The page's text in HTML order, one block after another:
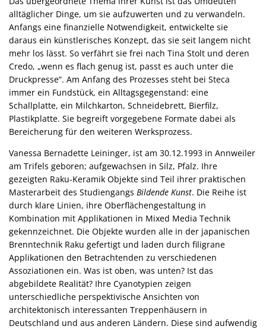
alltäglicher Dinge, um sie aufzuwerten und zu verwandeln.
Anfangs eine finanzielle Notwendigkeit, entwickelte sie
daraus ein künstlerisches Konzept, das sie seit langem nicht
mehr los lässt. So verfährt sie frei nach Tina Stolt und deren
Credo, „wenn es flach genug ist, passt es auch unter die
Druckpresse“. Am Anfang des Prozesses steht bei Steca
immer ein Fundstück, ein Alltagsgegenstand: eine
Schallplatte, ein Milchkarton, Schneidebrett, Bierfilz,
Plastikplatte. Sie begreift vorgegebene Formate dabei als
Bereicherung für den weiteren Werksprozess.
Vanessa Bernadette Leininger, ist am 30.12.1993 in Annweiler
am Trifels geboren; aufgewachsen in Silz, Pfalz. Ihre
gezeigten Raku-Keramik Objekte sind Teil ihrer praktischen
Masterarbeit des Studiengangs Bildende Kunst. Die Reihe ist
durch klare Linien, ihre Oberflächengestaltung in
Kombination mit Applikationen in Mixed Media Technik
gekennzeichnet. Die Objekte wurden alle in der japanischen
Brenntechnik Raku gefertigt und laden durch filigrane
Applikationen den Betrachtenden zu verschiedenen
Assoziationen ein. Was ist oben, was unten? Ist das
abgebildete Realität? Ihre Cyanotypien zeigen
unterschiedliche perspektivische Ansichten von
architektonisch interessanten Treppenhäusern in
Deutschland und aus anderen Ländern. Diese sind aufwendig